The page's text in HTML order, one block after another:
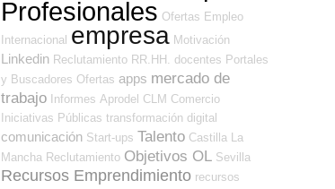
Profesionales Ofertas Empleo
Internacional empresa Motivación
Linkedin Reclutamiento RR.HH. docentes Portales
y Buscadores Ofertas apps mercado de
trabajo Informes Aprodel CLM Comercio
Iniciativas Públicas transformación digital
comunicación Start-ups Talento Castilla La
Mancha Reclutamiento Objetivos OL Sevilla
Recursos Emprendimiento recursos